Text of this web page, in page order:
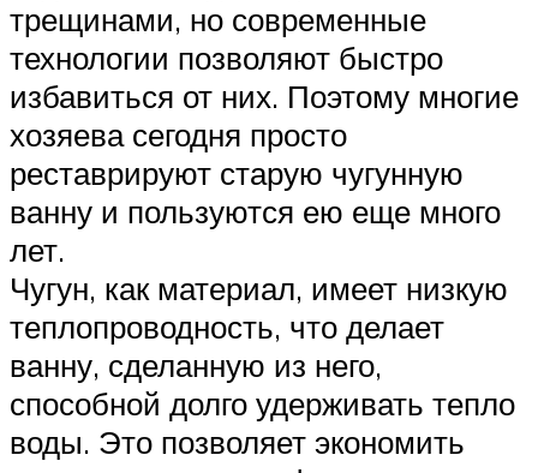
трещинами, но современные
технологии позволяют быстро
избавиться от них. Поэтому многие
хозяева сегодня просто
реставрируют старую чугунную
ванну и пользуются ею еще много
лет.
Чугун, как материал, имеет низкую
теплопроводность, что делает
ванну, сделанную из него,
способной долго удерживать тепло
воды. Это позволяет экономить